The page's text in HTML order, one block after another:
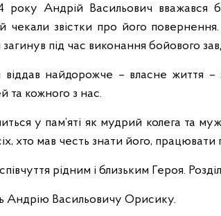
року Андрій Васильович вважався
чекали звістки про його
загинув під час виконання бойового
найдорожче – власне життя –
та кожного з нас.
у пам’яті як мудрий колега та
хто мав честь знати його, працювати
рідним і близьким Героя.
Андрію Васильовичу Орисику.